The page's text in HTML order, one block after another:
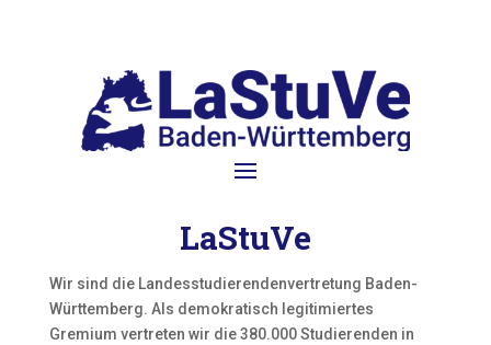
LaStuVe
Wir sind die Landesstudierendenvertretung Baden-
Württemberg. Als demokratisch legitimiertes
Gremium vertreten wir die 380.000 Studierenden in